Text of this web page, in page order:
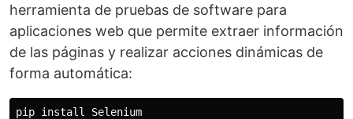
herramienta de pruebas de software para
aplicaciones web que permite extraer información
de las páginas y realizar acciones dinámicas de
forma automática:
pip install